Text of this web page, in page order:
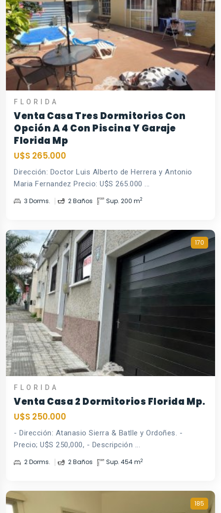
FLORIDA
Venta Casa Tres Dormitorios Con
Opción A 4 Con Piscina Y Garaje
Florida Mp
U$S 265.000
Dirección: Doctor Luis Alberto de Herrera y Antonio
Maria Fernandez Precio: U$S 265.000 ...
3 Dorms. 2 Baños Sup. 200 m2
170
FLORIDA
Venta Casa 2 Dormitorios Florida Mp.
U$S 250.000
- Dirección: Atanasio Sierra & Batlle y Ordoñes. -
Precio; U$S 250,000, - Descripción ...
2 Dorms. 2 Baños Sup. 454 m2
185